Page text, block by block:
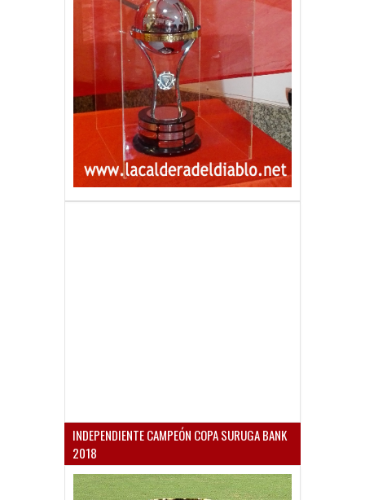
INDEPENDIENTE CAMPEÓN COPA SURUGA BANK
2018